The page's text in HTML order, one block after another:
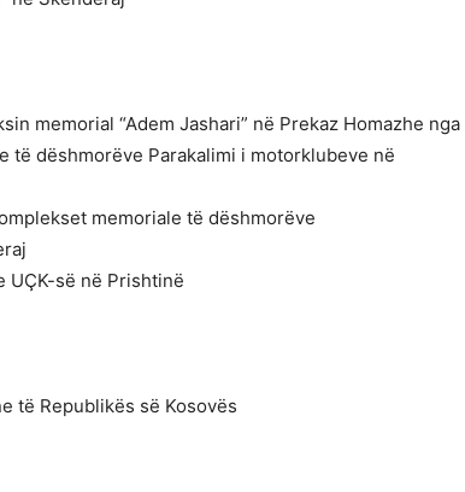
memorial “Adem Jashari” në Prekaz Homazhe nga
të dëshmorëve Parakalimi i motorklubeve në
memoriale të dëshmorëve
UÇK-së në Prishtinë
të Republikës së Kosovës